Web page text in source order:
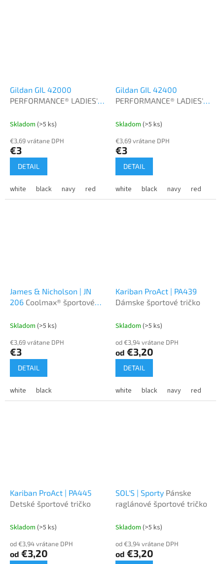
Gildan GIL 42000
PERFORMANCE® LADIES'
Skladom (>5 ks)
€3,69 vrátane DPH
€3
DETAIL
white black navy red royal sport grey purple
Gildan GIL 42400
PERFORMANCE® LADIES'
Skladom (>5 ks)
€3,69 vrátane DPH
€3
DETAIL
white black navy red
James & Nicholson | JN
206 Coolmax® športové
Skladom (>5 ks)
€3,69 vrátane DPH
€3
DETAIL
white black
Kariban ProAct | PA439
Dámske športové tričko
Skladom (>5 ks)
od €3,94 vrátane DPH
od €3,20
DETAIL
white black navy red
Kariban ProAct | PA445
Detské športové tričko
Skladom (>5 ks)
od €3,94 vrátane DPH
od €3,20
SOL'S | Sporty Pánske
raglánové športové tričko
Skladom (>5 ks)
od €3,94 vrátane DPH
od €3,20